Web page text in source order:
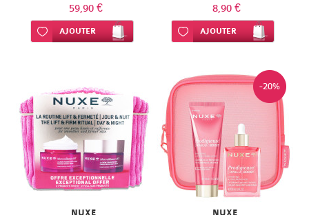
59,90 €
Ajouter à ma liste d’envie
AJOUTER
8,90 €
Ajouter à ma liste d’envie
AJOUTER
-20%